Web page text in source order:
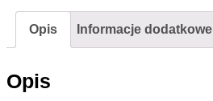
mat
CEZAR
Labrador
Opis Informacje dodatkowe
Opis